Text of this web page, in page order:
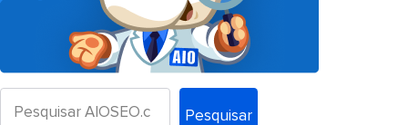
Pesquisar